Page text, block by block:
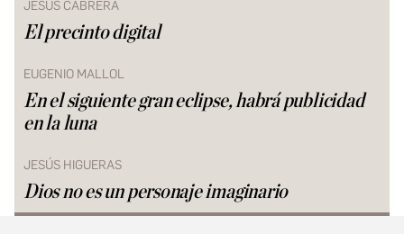
JESÚS CABRERA
El precinto digital
EUGENIO MALLOL
En el siguiente gran eclipse, habrá publicidad
en la luna
JESÚS HIGUERAS
Dios no es un personaje imaginario